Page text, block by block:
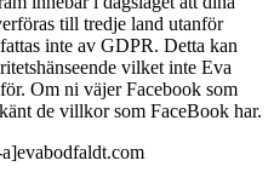
till tredje land utanför
inte av GDPR. Detta kan
vilket inte Eva
Om ni väjer Facebook som
de villkor som FaceBook har.